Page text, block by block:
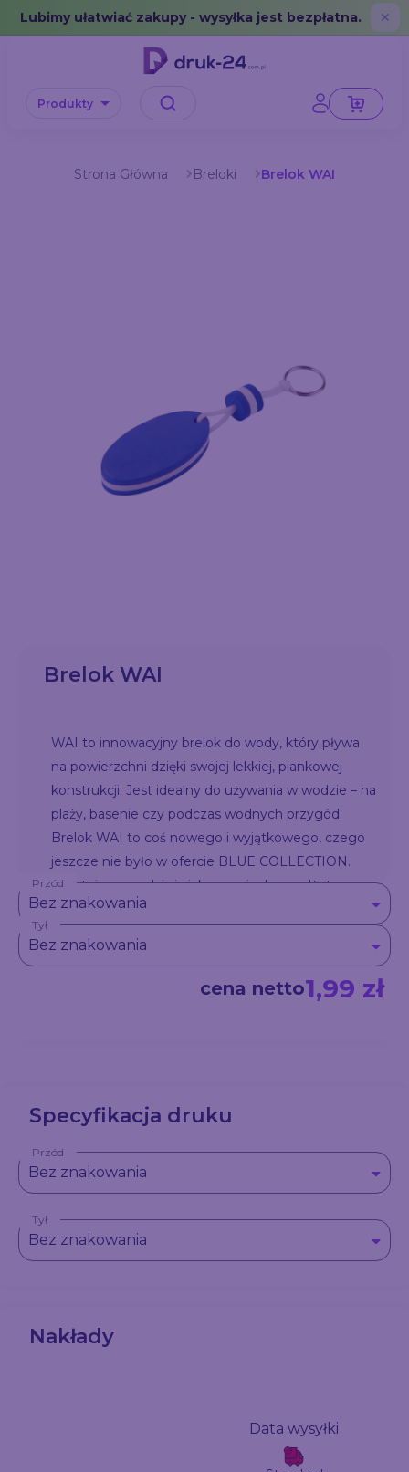
Error: No data in cache or invalid format
Lubimy ułatwiać zakupy - wysyłka jest bezpłatna. ✕
Produkty
Strona Główna Breloki Brelok WAI
Brelok WAI
WAI to innowacyjny brelok do wody, który pływa
na powierzchni dzięki swojej lekkiej, piankowej
konstrukcji. Jest idealny do używania w wodzie – na
plaży, basenie czy podczas wodnych przygód.
Brelok WAI to coś nowego i wyjątkowego, czego
jeszcze nie było w ofercie BLUE COLLECTION.
Świetnie sprawdzi się jako oryginalny gadżet
promocyjny.
Przód
Bez znakowania
Tył
Bez znakowania
cena netto1,99 zł
Specyfikacja druku
Przód
Bez znakowania
Tył
Bez znakowania
Nakłady
Data wysyłki